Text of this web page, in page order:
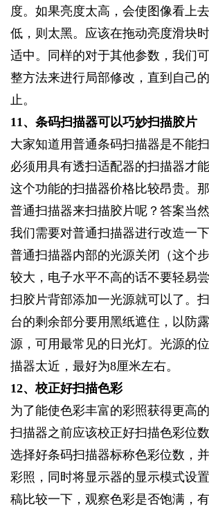
度。如果亮度太高，会使图像看上
低，则太黑。应该在拖动亮度滑块
适中。同样的对于其他参数，我们
整方法来进行局部修改，直到自己
止。
11、条码扫描器可以巧妙扫描胶片
大家知道用普通条码扫描器是不能
必须用具有透扫适配器的扫描器才
这个功能的扫描器价格比较昂贵。
普通扫描器来扫描胶片呢？答案当
我们需要对普通扫描器进行改造一
普通扫描器内部的光源关闭（这个
较大，电子水平不高的话不要轻易
扫胶片背部添加一光源就可以了。
台的剩余部分要用黑纸遮住，以防
源，可用最常见的日光灯。光源的
描器太近，最好为8厘米左右。
12、校正好扫描色彩
为了能使色彩丰富的彩照获得更高
扫描器之前应该校正好扫描色彩位
选择好条码扫描器标称色彩位数，
彩照，同时将显示器的显示模式设
稿比较一下，观察色彩是否饱满，